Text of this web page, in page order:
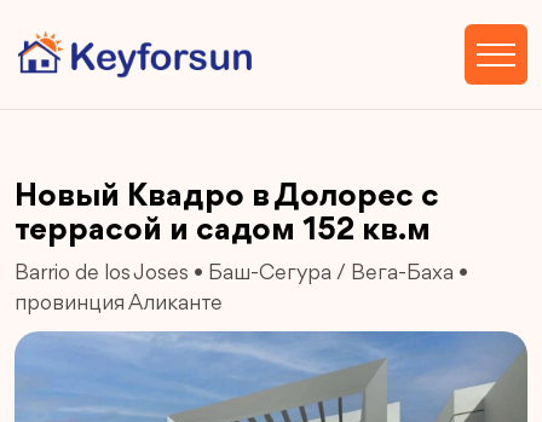
Новый Квадро в Долорес с
террасой и садом 152 кв.м
Barrio de los Joses • Баш-Сегура / Вега-Баха •
провинция Аликанте